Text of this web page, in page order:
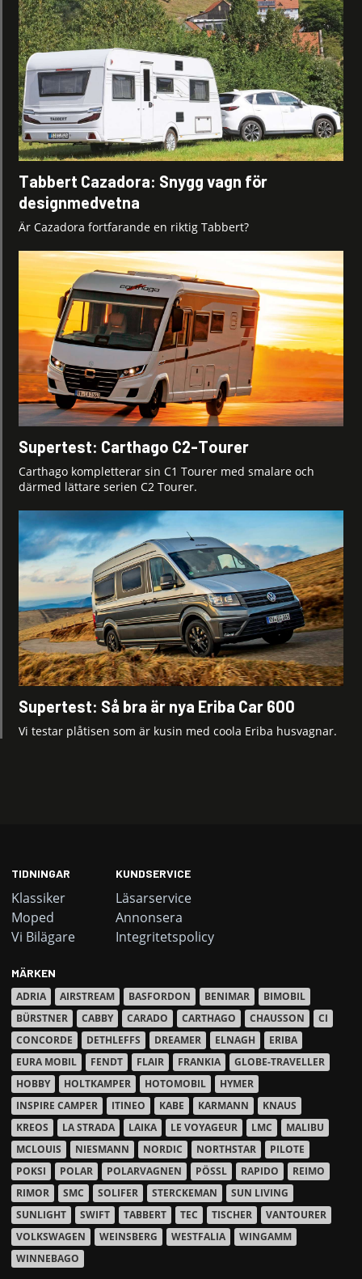
Tabbert Cazadora: Snygg vagn för
designmedvetna
Är Cazadora fortfarande en riktig Tabbert?
Supertest: Carthago C2-Tourer
Carthago kompletterar sin C1 Tourer med smalare och
därmed lättare serien C2 Tourer.
Supertest: Så bra är nya Eriba Car 600
Vi testar plåtisen som är kusin med coola Eriba husvagnar.
TIDNINGAR
Klassiker
Moped
Vi Bilägare
KUNDSERVICE
Läsarservice
Annonsera
Integritetspolicy
MÄRKEN
ADRIA
AIRSTREAM BASFORDON BENIMAR
BIMOBIL
BÜRSTNER
CABBY CARADO CARTHAGO CHAUSSON
CI
CONCORDE
DETHLEFFS DREAMER ELNAGH
ERIBA
EURA MOBIL
FENDT FLAIR FRANKIA
GLOBE-TRAVELLER
HOBBY
HOLTKAMPER HOTOMOBIL
HYMER
INSPIRE CAMPER
ITINEO KABE KARMANN
KNAUS
KREOS
LA STRADA LAIKA LE VOYAGEUR LMC
MALIBU
MCLOUIS
NIESMANN NORDIC NORTHSTAR
PILOTE
POKSI
POLAR POLARVAGNEN PÖSSL RAPIDO
REIMO
RIMOR
SMC SOLIFER STERCKEMAN
SUN LIVING
SUNLIGHT
SWIFT TABBERT TEC TISCHER
VANTOURER
VOLKSWAGEN
WEINSBERG WESTFALIA
WINGAMM
WINNEBAGO